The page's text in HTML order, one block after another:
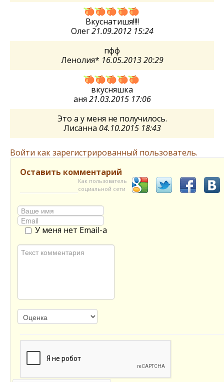
Вкуснатишя!!!!
Олег21.09.2012 15:24
пфф
Ленолия* 16.05.2013 20:29
вкусняшка
аня 21.03.2015 17:06
Это а у меня не получилось.
Лисанна 04.10.2015 18:43
Войти как зарегистрированный пользователь.
Оставить комментарий
Как пользователь
социальной сети
У меня нет Email-а